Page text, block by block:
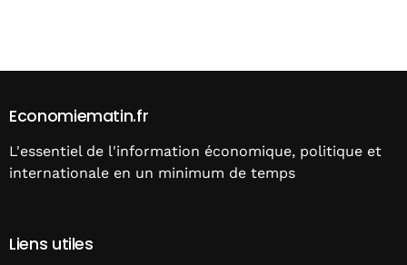
Economiematin.fr
L'essentiel de l'information économique, politique et
internationale en un minimum de temps
Liens utiles